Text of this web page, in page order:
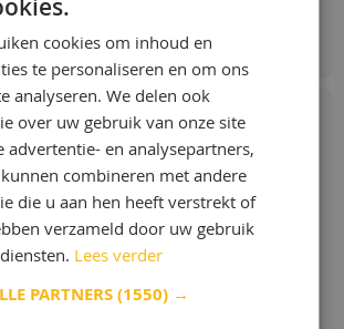
vlotte koude start
zakt automatisch bij grotere
3x 5L en meer dan 2 bij grotere
Bestellen & Meer info
motorolie - Ontwikkeld om
te voldoen.
cookies om inhoud en
te personaliseren en om ons
analyseren. We delen ook
over uw gebruik van onze site
advertentie- en analysepartners,
combineren met andere
die u aan hen heeft verstrekt of
verzameld door uw gebruik
Lees verder
PARTNERS(1550) →